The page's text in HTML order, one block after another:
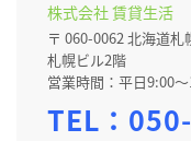
株式会社 賃貸生活
〒 060-0062 北海道
札幌ビル2階
営業時間：平日9:00
TEL：